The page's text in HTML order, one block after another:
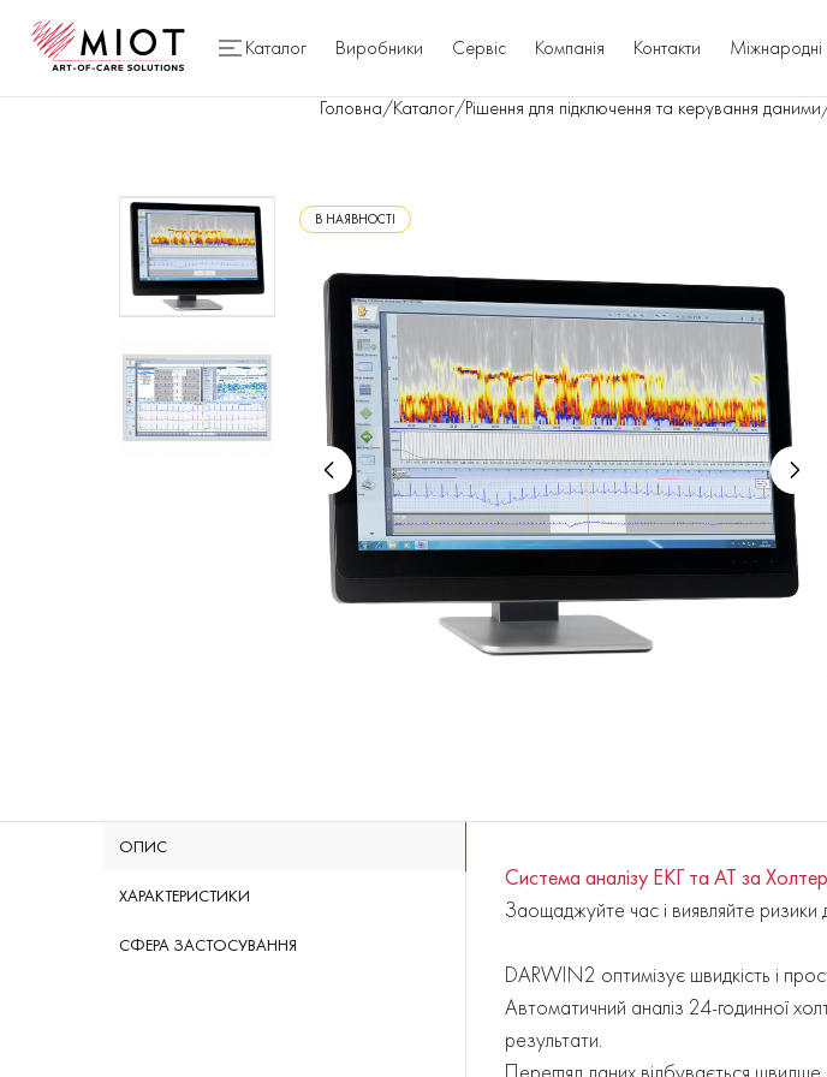
Каталог Виробники Сервіс Компанія Контакти Міжнародні
Головна/Каталог/Рішення для підключення та керування даними
В НАЯВНОСТІ
ОПИС
ХАРАКТЕРИСТИКИ
СФЕРА ЗАСТОСУВАННЯ
Система аналізу ЕКГ та AT за
Заощаджуйте час і виявляйте
DARWIN2 оптимізує швидкість і
Автоматичний аналіз 24-годинної
результати.